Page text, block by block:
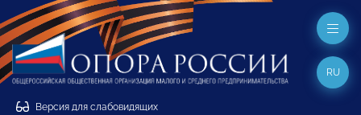
Версия для слабовидящих
RU